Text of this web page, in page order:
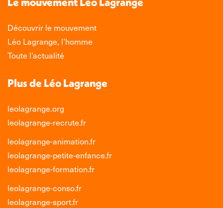
une
nouvelle
fenêtre
une
fenêtre
une
nouvelle
fenêtre
une
nouvelle
fenêtre
Découvrir le mouvement
Léo Lagrange, l’homme
Toute l’actualité
Plus de Léo Lagrange
leolagrange.org
leolagrange-recrute.fr
leolagrange-animation.fr
leolagrange-petite-enfance.fr
leolagrange-formation.fr
leolagrange-conso.fr
leolagrange-sport.fr